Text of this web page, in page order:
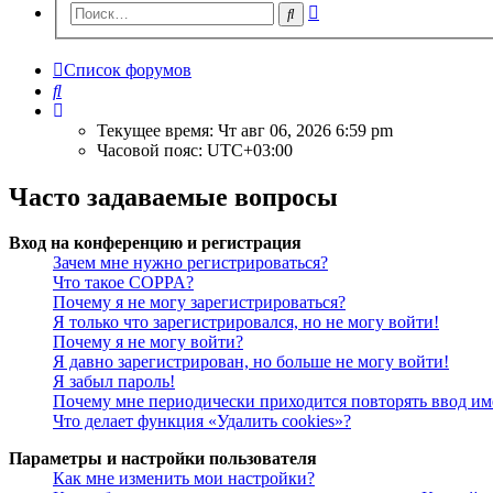
Поиск
Список форумов
Поиск
Текущее время: Чт авг 06, 2026 6:59 pm
Часовой пояс: UTC+03:00
Часто задаваемые вопросы
Вход на конференцию и регистрация
Зачем мне нужно регистрироваться?
Что такое COPPA?
Почему я не могу зарегистрироваться?
Я только что зарегистрировался, но не могу войти!
Почему я не могу войти?
Я давно зарегистрирован, но больше не могу войти!
Я забыл пароль!
Почему мне периодически приходится повторять ввод
Что делает функция «Удалить cookies»?
Параметры и настройки пользователя
Как мне изменить мои настройки?